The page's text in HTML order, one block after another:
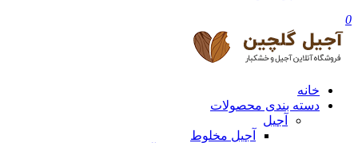
0
خانه
دسته بندی محصولات
آجیل
آجیل مخلوط